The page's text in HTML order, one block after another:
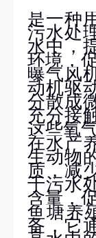
是一种
污水处
水中，
环境，
曝气风
动机驱
分散成
充分接
这些氧
在水产
生动物
质，减
于污水
含量，
鱼塘养
备，它